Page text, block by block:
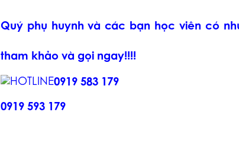
Quý phụ huynh và các bạn học viên có
tham khảo và gọi ngay!!!!
0919 583 179
0919 593 179